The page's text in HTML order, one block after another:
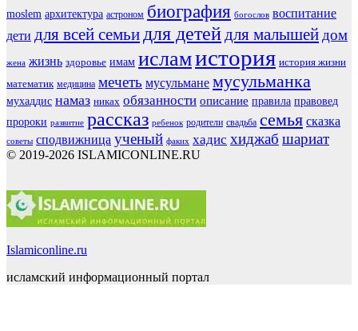
moslem архитектура астроном биография богослов воспитание
дети для всей семьи для детей для малышей дом
жена жизнь здоровье имам исламистория история жизни
математик медицина мечеть мусульмане мусульманка
мухаддис намаз никах обязанности описание правила правовед
пророки развитие рассказ ребенок родители свадьба семья сказка
советы сподвижница ученый факих хадис хиджаб шариат
© 2019-2026 ISLAMICONLINE.RU
Islamiconline.ru
исламский информационный портал